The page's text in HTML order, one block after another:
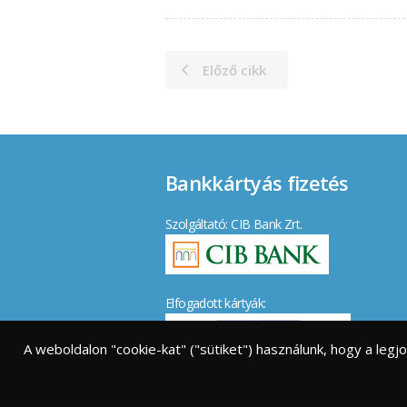
Előző cikk
Bankkártyás fizetés
Szolgáltató: CIB Bank Zrt.
Elfogadott kártyák:
A weboldalon "cookie-kat" ("sütiket") használunk, hogy a